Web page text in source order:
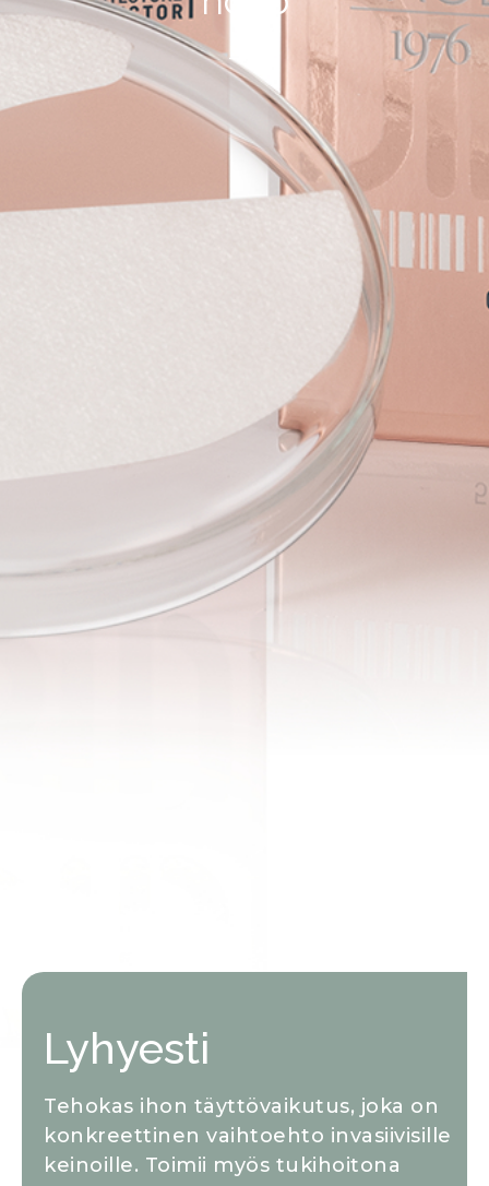
Lyhyesti
Tehokas ihon täyttövaikutus, joka on
konkreettinen vaihtoehto invasiivisille
keinoille. Toimii myös tukihoitona